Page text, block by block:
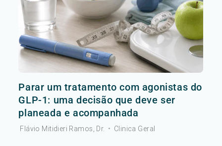
Parar um tratamento com agonistas do
GLP-1: uma decisão que deve ser
planeada e acompanhada
Flávio Mitidieri Ramos, Dr. • Clinica Geral